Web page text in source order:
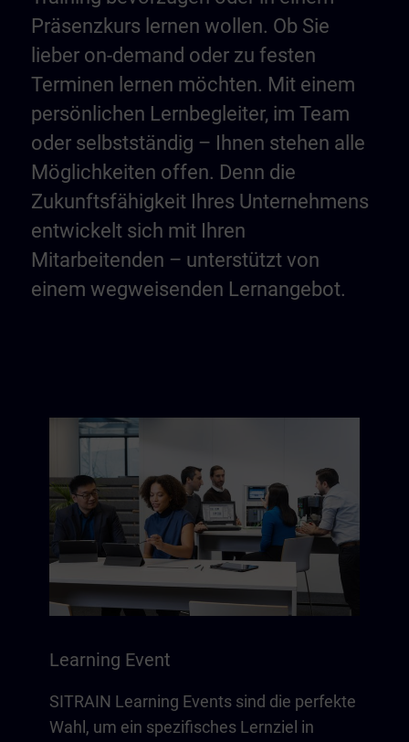
Präsenzkurs lernen wollen. Ob Sie
lieber on-demand oder zu festen
Terminen lernen möchten. Mit einem
persönlichen Lernbegleiter, im Team
oder selbstständig – Ihnen stehen alle
Möglichkeiten offen. Denn die
Zukunftsfähigkeit Ihres Unternehmens
entwickelt sich mit Ihren
Mitarbeitenden – unterstützt von
einem wegweisenden Lernangebot.
Learning Event
SITRAIN Learning Events sind die perfekte
Wahl, um ein spezifisches Lernziel in